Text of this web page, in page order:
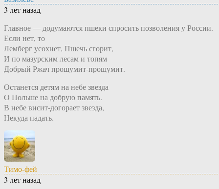
3 лет назад
Главное — додумаются пшеки спросить позволения у России.
Если нет, то
Лемберг усохнет, Пшечь сгорит,
И по мазурским лесам и топям
Добрый Ржач прошумит-прошумит.
Останется детям на небе звезда
О Польше на добрую память.
В небе висит-догорает звезда,
Некуда падать.
Тимо-фей
3 лет назад